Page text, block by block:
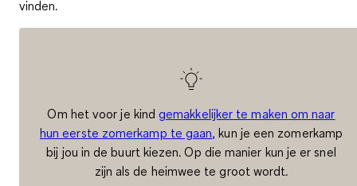
vinden.
Om het voor je kindgemakkelijker te maken om naar
hun eerste zomerkamp te gaan, kun je een zomerkamp
bij jou in de buurt kiezen. Op die manier kun je er snel
zijn als de heimwee te groot wordt.